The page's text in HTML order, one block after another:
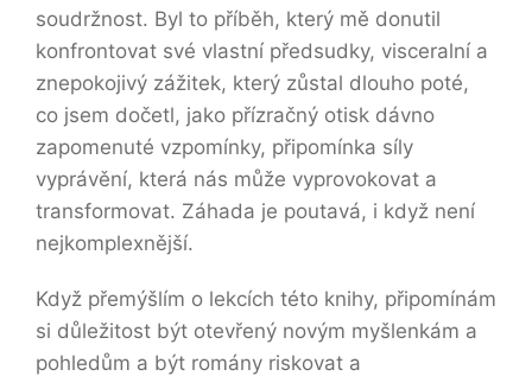
soudržnost. Byl to příběh, který mě donutil
konfrontovat své vlastní předsudky, visceralní a
znepokojivý zážitek, který zůstal dlouho poté,
co jsem dočetl, jako přízračný otisk dávno
zapomenuté vzpomínky, připomínka síly
vyprávění, která nás může vyprovokovat a
transformovat. Záhada je poutavá, i když není
nejkomplexnější.
Když přemýšlím o lekcích této knihy, připomínám
si důležitost být otevřený novým myšlenkám a
pohledům a být romány riskovat a